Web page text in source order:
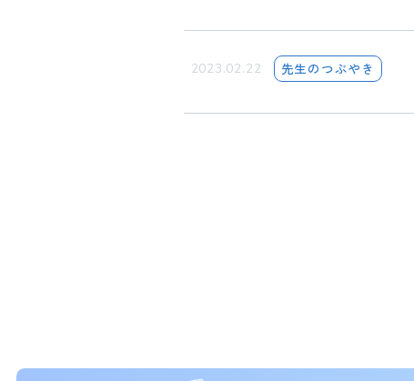
2023.02.22 先生のつぶやき